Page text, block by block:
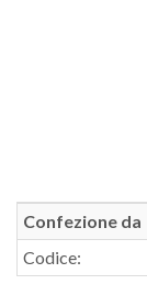
Confezione da
Codice: